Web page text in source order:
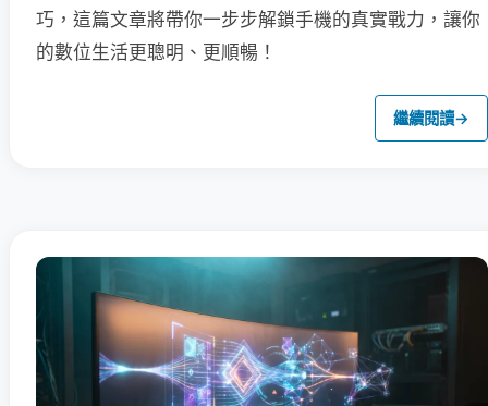
巧，這篇文章將帶你一步步解鎖手機的真實戰力，讓你
的數位生活更聰明、更順暢！
繼續閱讀→